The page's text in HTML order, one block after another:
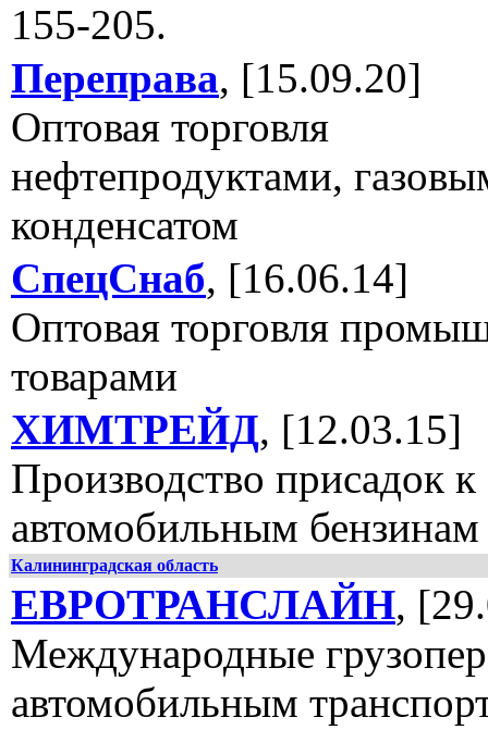
155-205.
Переправа, [15.09.20]
Оптовая торговля
нефтепродуктами,
конденсатом
СпецСнаб, [16.06.14]
Оптовая торговля
товарами
ХИМТРЕЙД, [12.03.15]
Производство присадок к
автомобильным бензинам
Калининградская область
ЕВРОТРАНСЛАЙН,
Международные
автомобильным